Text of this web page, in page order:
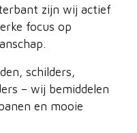
zijn wij actief
focus op
schilders,
– wij bemiddelen
en mooie